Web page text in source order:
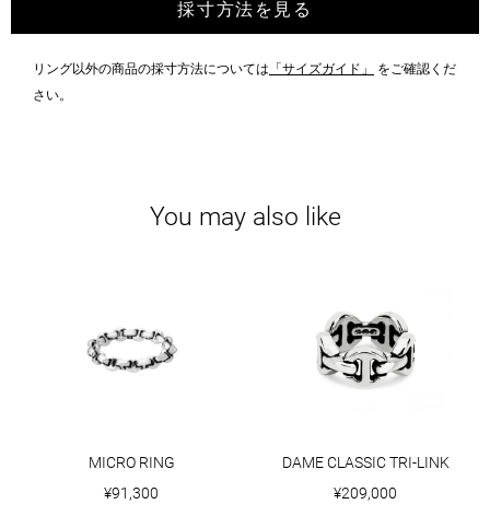
採寸方法を見る
リング以外の商品の採寸方法については 「サイズガイド」
をご確認くだ
さい。
You may also like
MICRO RING
¥91,300
DAME CLASSIC TRI-LINK
¥209,000